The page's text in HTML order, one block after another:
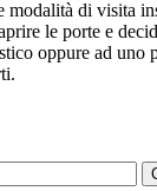
modalità di visita
le porte e
oppure ad uno